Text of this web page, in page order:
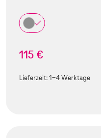
115 €
Lieferzeit:1-4 Werktage